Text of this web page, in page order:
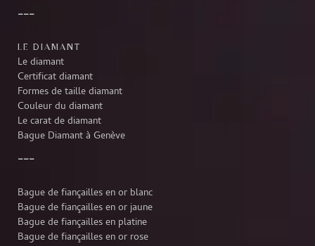
LE DIAMANT
Le diamant
Certificat diamant
Formes de taille diamant
Couleur du diamant
Le carat de diamant
Bague Diamant à Genève
Bague de fiançailles en or blanc
Bague de fiançailles en or jaune
Bague de fiançailles en platine
Bague de fiançailles en or rose